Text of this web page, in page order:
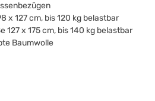
x 127 cm, bis 120 kg belastbar
127 x 175 cm, bis 140 kg belastbar
Baumwolle